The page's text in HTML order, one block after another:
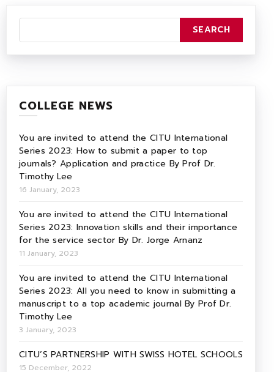
COLLEGE NEWS
You are invited to attend the CITU International
Series 2023: How to submit a paper to top
journals? Application and practice By Prof Dr.
Timothy Lee
16 January, 2023
You are invited to attend the CITU International
Series 2023: Innovation skills and their importance
for the service sector By Dr. Jorge Arnanz
11 January, 2023
You are invited to attend the CITU International
Series 2023: All you need to know in submitting a
manuscript to a top academic journal By Prof Dr.
Timothy Lee
3 January, 2023
CITU’S PARTNERSHIP WITH SWISS HOTEL SCHOOLS
15 December, 2022